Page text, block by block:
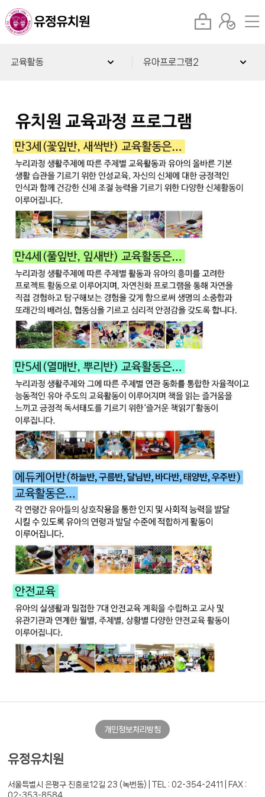
교육활동 유아프로그램2
개인정보처리방침
유정유치원
서울특별시 은평구 진흥로12길 23 (녹번동) |
TEL : 02-354-2411 | FAX :